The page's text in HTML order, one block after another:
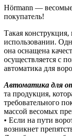
Hörmann —
покупатель!
Такая
использовании.
она оснащена
осуществляется с
автоматика для
Автоматика для
та продукция,
требовательного
массой весомых
• Если на пути
возникнет